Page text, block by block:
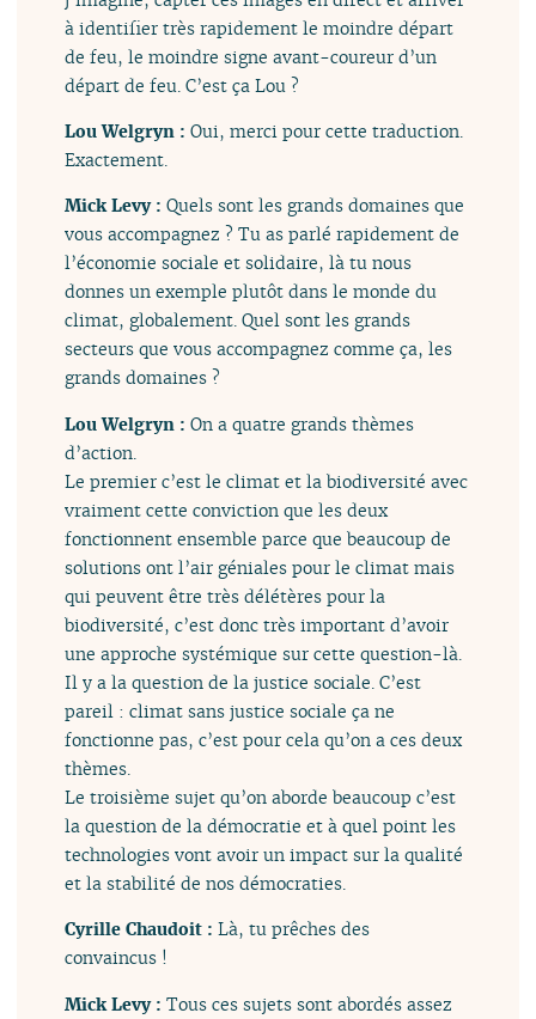
à identifier très rapidement le moindre départ
de feu, le moindre signe avant-coureur d’un
départ de feu. C’est ça Lou ?
Lou Welgryn :Oui, merci pour cette traduction.
Exactement.
Mick Levy :Quels sont les grands domaines que
vous accompagnez ? Tu as parlé rapidement de
l’économie sociale et solidaire, là tu nous
donnes un exemple plutôt dans le monde du
climat, globalement. Quel sont les grands
secteurs que vous accompagnez comme ça, les
grands domaines ?
Lou Welgryn :On a quatre grands thèmes
d’action.
Le premier c’est le climat et la biodiversité avec
vraiment cette conviction que les deux
fonctionnent ensemble parce que beaucoup de
solutions ont l’air géniales pour le climat mais
qui peuvent être très délétères pour la
biodiversité, c’est donc très important d’avoir
une approche systémique sur cette question-là.
Il y a la question de la justice sociale. C’est
pareil : climat sans justice sociale ça ne
fonctionne pas, c’est pour cela qu’on a ces deux
thèmes.
Le troisième sujet qu’on aborde beaucoup c’est
la question de la démocratie et à quel point les
technologies vont avoir un impact sur la qualité
et la stabilité de nos démocraties.
Cyrille Chaudoit :Là, tu prêches des
convaincus !
Mick Levy :Tous ces sujets sont abordés assez